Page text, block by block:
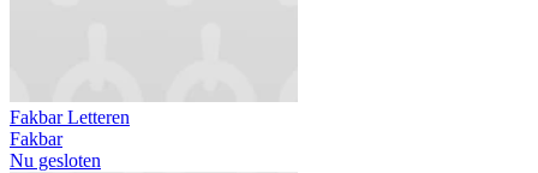
Fakbar Letteren
Fakbar
Nu gesloten